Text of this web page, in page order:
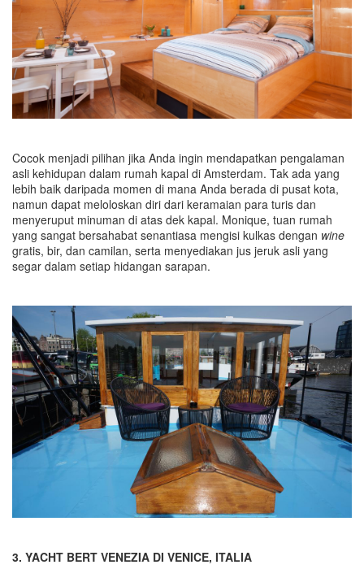
Cocok menjadi pilihan jika Anda ingin mendapatkan pengalaman
asli kehidupan dalam rumah kapal di Amsterdam. Tak ada yang
lebih baik daripada momen di mana Anda berada di pusat kota,
namun dapat meloloskan diri dari keramaian para turis dan
menyeruput minuman di atas dek kapal. Monique, tuan rumah
yang sangat bersahabat senantiasa mengisi kulkas dengan wine
gratis, bir, dan camilan, serta menyediakan jus jeruk asli yang
segar dalam setiap hidangan sarapan.
3. YACHT BERT VENEZIA DI VENICE, ITALIA